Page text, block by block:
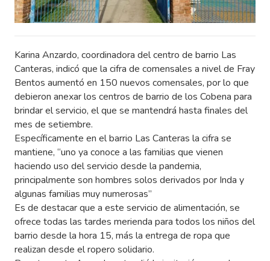
Karina Anzardo, coordinadora del centro de barrio Las
Canteras, indicó que la cifra de comensales a nivel de Fray
Bentos aumentó en 150 nuevos comensales, por lo que
debieron anexar los centros de barrio de los Cobena para
brindar el servicio, el que se mantendrá hasta finales del
mes de setiembre.
Específicamente en el barrio Las Canteras la cifra se
mantiene, “uno ya conoce a las familias que vienen
haciendo uso del servicio desde la pandemia,
principalmente son hombres solos derivados por Inda y
algunas familias muy numerosas”
Es de destacar que a este servicio de alimentación, se
ofrece todas las tardes merienda para todos los niños del
barrio desde la hora 15, más la entrega de ropa que
realizan desde el ropero solidario.